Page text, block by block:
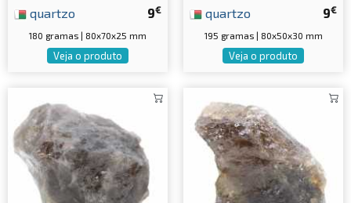
9€
quartzo
180 gramas | 80x70x25 mm
Veja o produto
9€
quartzo
195 gramas | 80x50x30 mm
Veja o produto